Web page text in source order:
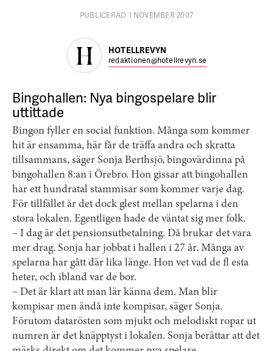
PUBLICERAD 1 NOVEMBER 2007
HOTELLREVYN
redaktionen@hotellrevyn.se
Bingohallen: Nya bingospelare blir
uttittade
Bingon fyller en social funktion. Många som kommer
hit är ensamma, här får de träffa andra och skratta
tillsammans, säger Sonja Berthsjö, bingovärdinna på
bingohallen 8:an i Örebro. Hon gissar att bingohallen
har ett hundratal stammisar som kommer varje dag.
För tillfället är det dock glest mellan spelarna i den
stora lokalen. Egentligen hade de väntat sig mer folk.
– I dag är det pensionsutbetalning. Då brukar det vara
mer drag. Sonja har jobbat i hallen i 27 år. Många av
spelarna har gått där lika länge. Hon vet vad de fl esta
heter, och ibland var de bor.
– Det är klart att man lär känna dem. Man blir
kompisar men ändå inte kompisar, säger Sonja.
Förutom datarösten som mjukt och melodiskt ropar ut
numren är det knäpptyst i lokalen. Sonja berättar att det